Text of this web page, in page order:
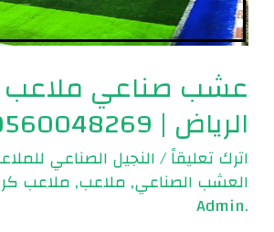
عشب صناعي
الرياض | 0560048269
اترك تعليقاً/النجيل الصناعي
العشب الصناعي, ملاعب, ملاعب
.Admin